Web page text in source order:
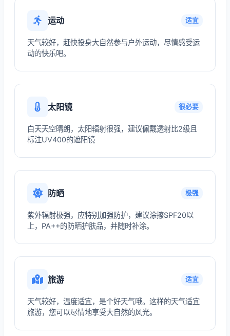
运动 适宜
天气较好，赶快投身大自然参与户外运动，尽情感受运
动的快乐吧。
太阳镜 很必要
白天天空晴朗，太阳辐射很强，建议佩戴透射比2级且
标注UV400的遮阳镜
防晒 极强
紫外辐射极强，应特别加强防护，建议涂擦SPF20以
上，PA++的防晒护肤品，并随时补涂。
旅游 适宜
天气较好，温度适宜，是个好天气哦。这样的天气适宜
旅游，您可以尽情地享受大自然的风光。